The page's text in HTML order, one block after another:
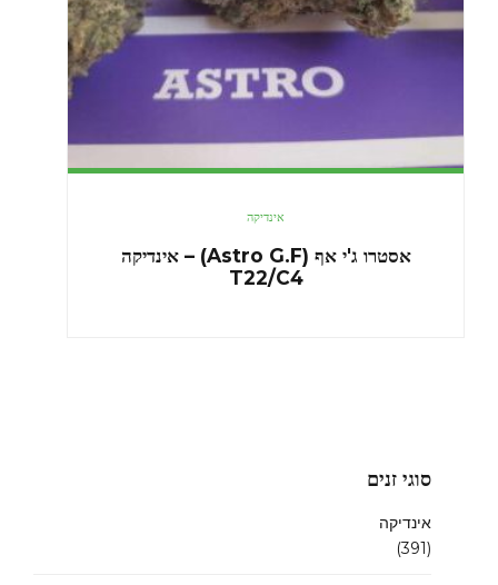
אינדיקה
אסטרו ג'י אף (Astro G.F) – אינדיקה
T22/C4
סוגי זנים
אינדיקה
(391)